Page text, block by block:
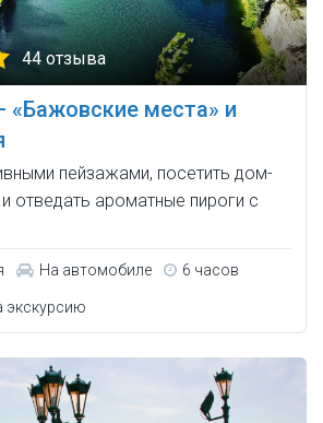
44 отзыва
«Бажовские места» и
пейзажами, посетить дом-
отведать ароматные пироги с
На автомобиле 6 часов
экскурсию